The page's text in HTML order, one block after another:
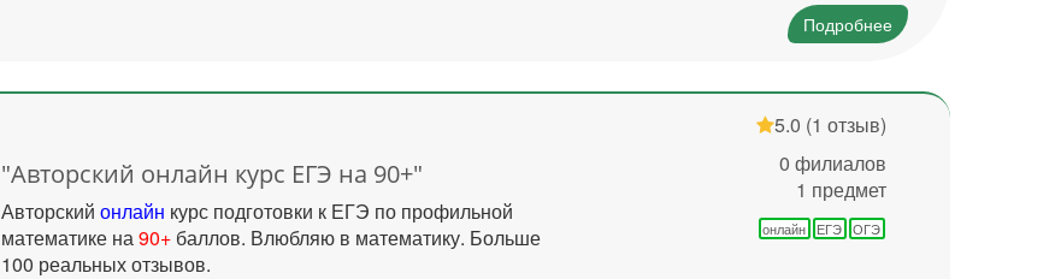
Подробнее
5.0 (1 отзыв)
0 филиалов
1 предмет
онлайн ЕГЭ ОГЭ
"Авторский онлайн курс ЕГЭ на 90+"
Авторскийонлайн курс подготовки к ЕГЭ по профильной
математике на90+ баллов. Влюбляю в математику. Больше
100 реальных отзывов.